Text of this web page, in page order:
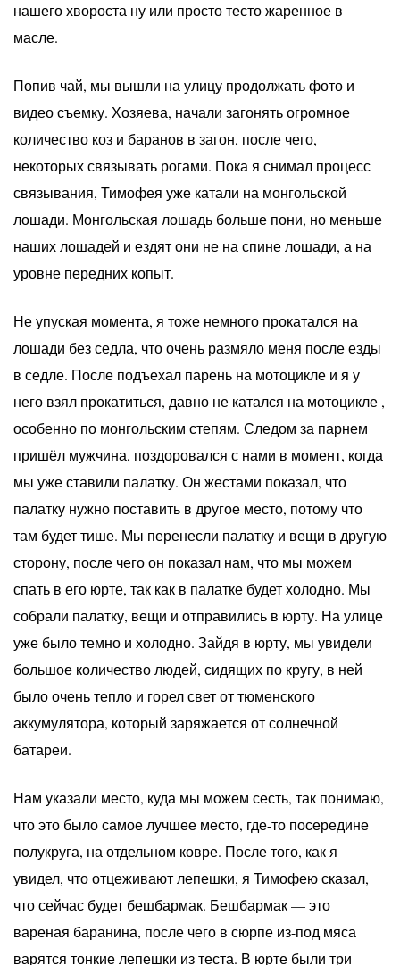
нашего хвороста ну или просто тесто жаренное в
масле.
Попив чай, мы вышли на улицу продолжать фото и
видео съемку. Хозяева, начали загонять огромное
количество коз и баранов в загон, после чего,
некоторых связывать рогами. Пока я снимал процесс
связывания, Тимофея уже катали на монгольской
лошади. Монгольская лошадь больше пони, но меньше
наших лошадей и ездят они не на спине лошади, а на
уровне передних копыт.
Не упуская момента, я тоже немного прокатался на
лошади без седла, что очень размяло меня после езды
в седле. После подъехал парень на мотоцикле и я у
него взял прокатиться, давно не катался на мотоцикле ,
особенно по монгольским степям. Следом за парнем
пришёл мужчина, поздоровался с нами в момент, когда
мы уже ставили палатку. Он жестами показал, что
палатку нужно поставить в другое место, потому что
там будет тише. Мы перенесли палатку и вещи в другую
сторону, после чего он показал нам, что мы можем
спать в его юрте, так как в палатке будет холодно. Мы
собрали палатку, вещи и отправились в юрту. На улице
уже было темно и холодно. Зайдя в юрту, мы увидели
большое количество людей, сидящих по кругу, в ней
было очень тепло и горел свет от тюменского
аккумулятора, который заряжается от солнечной
батареи.
Нам указали место, куда мы можем сесть, так понимаю,
что это было самое лучшее место, где-то посередине
полукруга, на отдельном ковре. После того, как я
увидел, что отцеживают лепешки, я Тимофею сказал,
что сейчас будет бешбармак. Бешбармак — это
вареная баранина, после чего в сюрпе из-под мяса
варятся тонкие лепешки из теста. В юрте были три